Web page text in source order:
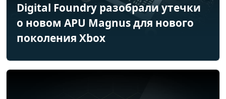
Digital Foundry разобрали утечки
о новом APU Magnus для нового
поколения Xbox